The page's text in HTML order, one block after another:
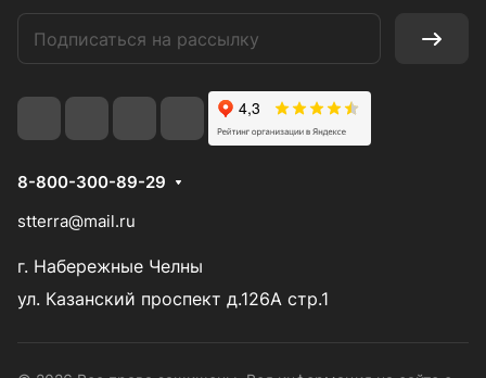
8-800-300-89-29
stterra@mail.ru
г. Набережные Челны
ул. Казанский проспект д.126А стр.1